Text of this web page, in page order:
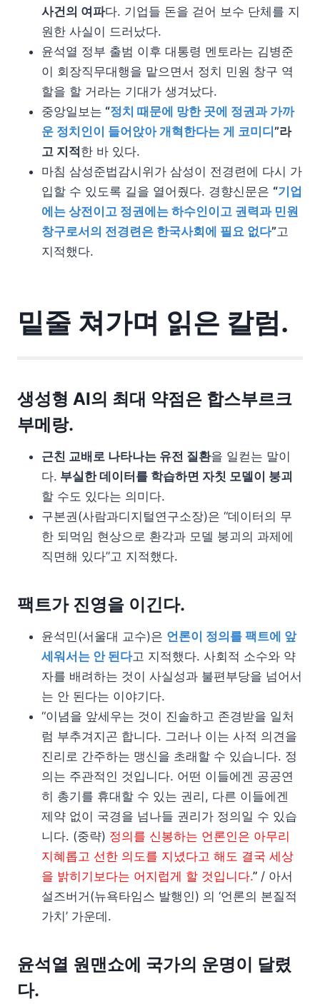
사건의 여파다. 기업들 돈을 걷어 보수 단체를 지
원한 사실이 드러났다.
윤석열 정부 출범 이후 대통령 멘토라는 김병준
이 회장직무대행을 맡으면서 정치 민원 창구 역
할을 할 거라는 기대가 생겨났다.
중앙일보는 “정치 때문에 망한 곳에 정권과 가까
운 정치인이 들어앉아 개혁한다는 게 코미디 ”라
고 지적 한 바 있다.
마침 삼성준법감시위가 삼성이 전경련에 다시 가
입할 수 있도록 길을 열어줬다. 경향신문은 “기업
에는 상전이고 정권에는 하수인이고 권력과 민원
창구로서의 전경련은 한국사회에 필요 없다”고
지적했다.
밑줄 쳐가며 읽은 칼럼.
생성형 AI의 최대 약점은 합스부르크
부메랑.
근친 교배로 나타나는 유전 질환을 일컫는 말이
다. 부실한 데이터를 학습하면 자칫 모델이 붕괴
할 수도 있다는 의미다.
구본권(사람과디지털연구소장)은 “데이터의 무
한 되먹임 현상으로 환각과 모델 붕괴의 과제에
직면해 있다”고 지적했다.
팩트가 진영을 이긴다.
윤석민(서울대 교수)은 언론이 정의를 팩트에 앞
세워서는 안 된다고 지적했다. 사회적 소수와 약
자를 배려하는 것이 사실성과 불편부당을 넘어서
는 안 된다는 이야기다.
“이념을 앞세우는 것이 진솔하고 존경받을 일처
럼 부추겨지곤 합니다. 그러나 이는 사적 의견을
진리로 간주하는 맹신을 초래할 수 있습니다. 정
의는 주관적인 것입니다. 어떤 이들에겐 공공연
히 총기를 휴대할 수 있는 권리, 다른 이들에겐
제약 없이 국경을 넘나들 권리가 정의일 수 있습
니다. (중략) 정의를 신봉하는 언론인은 아무리
지혜롭고 선한 의도를 지녔다고 해도 결국 세상
을 밝히기보다는 어지럽게 할 것입니다.” / 아서
설즈버거(뉴욕타임스 발행인) 의 ‘언론의 본질적
가치’ 가운데.
윤석열 원맨쇼에 국가의 운명이 달렸
다.